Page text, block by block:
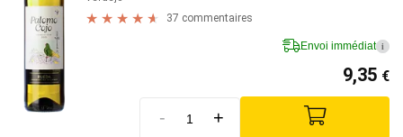
37 commentaires
Envoi immédiat i
9,35 €
- +